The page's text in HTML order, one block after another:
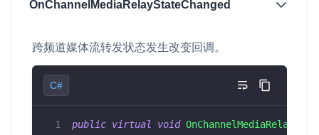
OnChannelMediaRelayStateChanged
跨频道媒体流转发状态发生改变回调。
C#
public virtual void